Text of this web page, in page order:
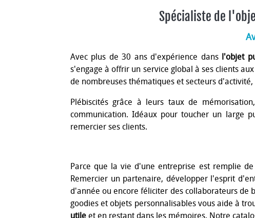
Spécialiste de
Avec plus de 30 ans d'expérience dans l'objet
s'engage à offrir un service global à ses clients
de nombreuses thématiques et secteurs
Plébiscités grâce à leurs taux de
communication. Idéaux pour toucher un large
remercier ses clients.
Parce que la vie d'une entreprise est remplie
Remercier un partenaire, développer l'esprit
d'année ou encore féliciter des collaborateurs de
goodies et objets personnalisables vous aide à
utile et en restant dans les mémoires. Notre